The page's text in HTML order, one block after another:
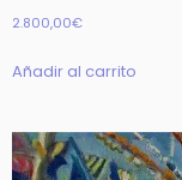
2.800,00€
Añadir al carrito